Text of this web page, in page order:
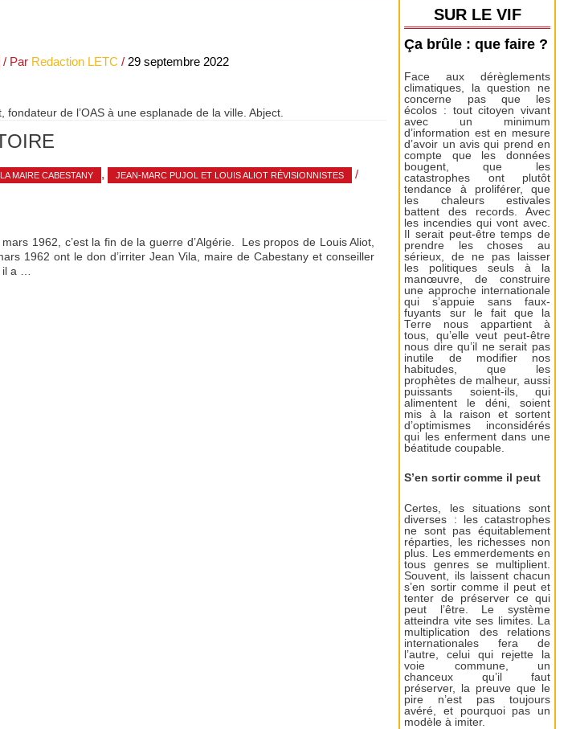
/ Par Redaction LETC / 29 septembre 2022
de l’OAS à une esplanade de la ville. Abject.
MAIRE CABESTANY , JEAN-MARC PUJOL ET LOUIS ALIOT RÉVISIONNISTES
/
1962, c’est la fin de la guerre d’Algérie. Les propos de Louis Aliot,
1962 ont le don d’irriter Jean Vila, maire de Cabestany et conseiller
a …
SUR LE VIF
Ça brûle : que faire ?
Face aux dérèglements
climatiques, la question ne
concerne pas que les
écolos : tout citoyen vivant
avec un minimum
d’information est en mesure
d’avoir un avis qui prend en
compte que les données
bougent, que les
catastrophes ont plutôt
tendance à proliférer, que
les chaleurs estivales
battent des records. Avec
les incendies qui vont avec.
Il serait peut-être temps de
prendre les choses au
sérieux, de ne pas laisser
les politiques seuls à la
manœuvre, de construire
une approche internationale
qui s’appuie sans faux-
fuyants sur le fait que la
Terre nous appartient à
tous, qu’elle veut peut-être
nous dire qu’il ne serait pas
inutile de modifier nos
habitudes, que les
prophètes de malheur, aussi
puissants soient-ils, qui
alimentent le déni, soient
mis à la raison et sortent
d’optimismes inconsidérés
qui les enferment dans une
béatitude coupable.
S’en sortir comme il peut
Certes, les situations sont
diverses : les catastrophes
ne sont pas équitablement
réparties, les richesses non
plus. Les emmerdements en
tous genres se multiplient.
Souvent, ils laissent chacun
s’en sortir comme il peut et
tenter de préserver ce qui
peut l’être. Le système
atteindra vite ses limites. La
multiplication des relations
internationales fera de
l’autre, celui qui rejette la
voie commune, un
chanceux qu’il faut
préserver, la preuve que le
pire n’est pas toujours
avéré, et pourquoi pas un
modèle à imiter.